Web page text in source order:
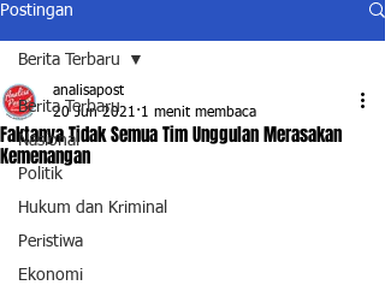
Postingan
Berita Terbaru
Nasional
Politik
Hukum dan Kriminal
Peristiwa
Ekonomi
Berita Terbaru
Faktanya Tidak Semua Tim Unggulan Merasakan
Kemenangan
analisapost
20 Jun 2021 1 menit membaca